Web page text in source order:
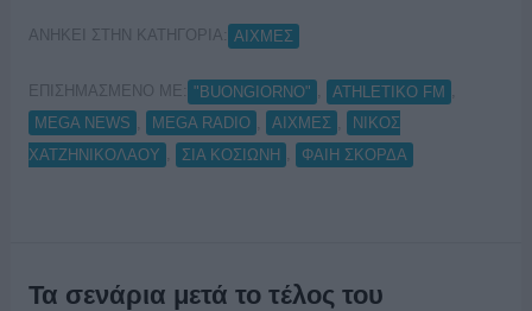
ΑΝΗΚΕΙ ΣΤΗΝ ΚΑΤΗΓΟΡΙΑ: ΑΙΧΜΕΣ
ΕΠΙΣΗΜΑΣΜΕΝΟ ΜΕ: "BUONGIORNO" ATHLETIKO FM
MEGA NEWS
MEGA RADIO ΑΙΧΜΕΣ
ΝΙΚΟΣ
ΧΑΤΖΗΝΙΚΟΛΑΟΥ
ΣΙΑ ΚΟΣΙΩΝΗ ΦΑΙΗ ΣΚΟΡΔΑ
Τα σενάρια μετά το τέλος του